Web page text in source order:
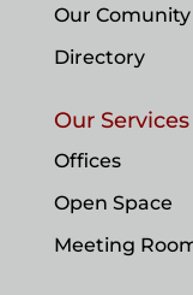
Our Comunity
Directory
Our Services
Offices
Open Space
Meeting